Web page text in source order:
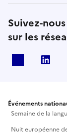
Suivez-nous
sur les
Événements
Semaine de la
Nuit européenne